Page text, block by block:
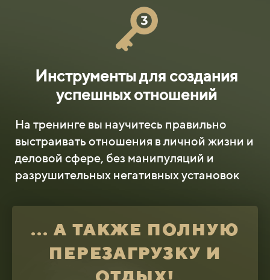
Инструменты для создания
успешных отношений
На тренинге вы научитесь правильно
выстраивать отношения в личной жизни и
деловой сфере, без манипуляций и
разрушительных негативных установок
... А ТАКЖЕ ПОЛНУЮ
ПЕРЕЗАГРУЗКУ И